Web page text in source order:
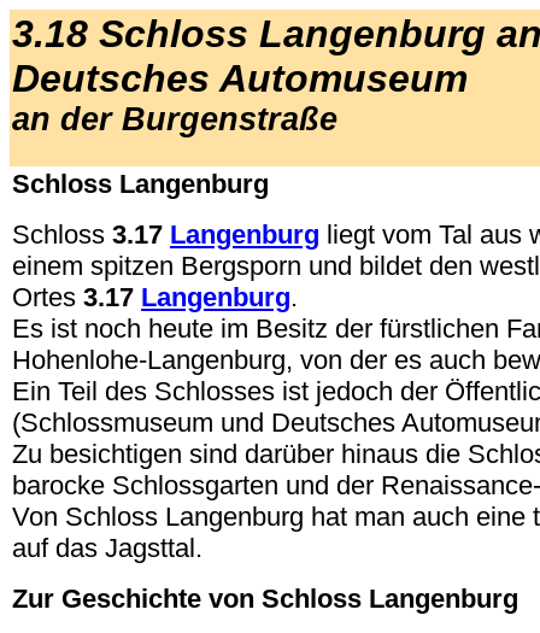
3.18 Schloss Langenburg
Deutsches Automuseum
an der Burgenstraße
Schloss Langenburg
Schloss 3.17 Langenburg liegt vom Tal aus
einem spitzen Bergsporn und bildet den
Ortes 3.17 Langenburg.
Es ist noch heute im Besitz der fürstlichen
Hohenlohe-Langenburg, von der es auch
Ein Teil des Schlosses ist jedoch der
(Schlossmuseum und Deutsches
Zu besichtigen sind darüber hinaus die
barocke Schlossgarten und der
Von Schloss Langenburg hat man auch eine
auf das Jagsttal.
Zur Geschichte von Schloss Langenburg